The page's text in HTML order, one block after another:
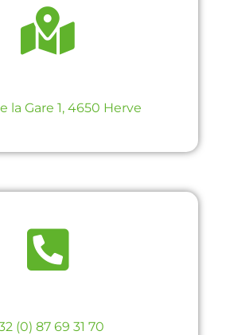
la Gare 1, 4650 Herve
(0) 87 69 31 70